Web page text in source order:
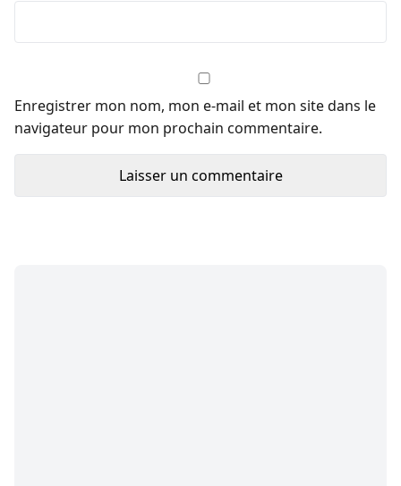
Enregistrer mon nom, mon e-mail et mon site dans le
navigateur pour mon prochain commentaire.